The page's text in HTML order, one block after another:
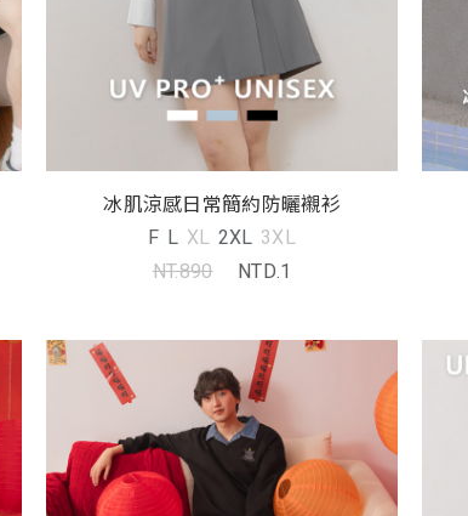
冰肌涼感日常簡約防曬襯衫
F L XL 2XL 3XL
NT.890
NTD.1